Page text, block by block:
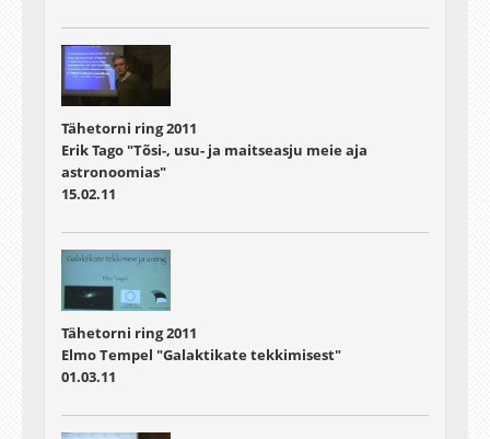
Tähetorni ring 2011
Erik Tago "Tõsi-, usu- ja maitseasju meie aja
astronoomias"
15.02.11
Tähetorni ring 2011
Elmo Tempel "Galaktikate tekkimisest"
01.03.11